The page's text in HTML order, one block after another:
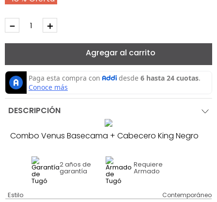
＋
－
Agregar al carrito
DESCRIPCIÓN
Combo Venus Basecama + Cabecero King Negro
2 años de
garantía
Requiere
Armado
Estilo Contemporáneo